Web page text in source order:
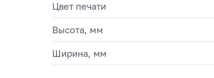
Цвет печати
Высота, мм
Ширина, мм